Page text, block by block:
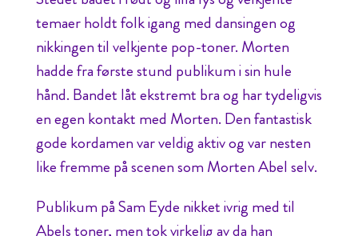
temaer holdt folk igang med dansingen og
nikkingen til velkjente pop-toner. Morten
hadde fra første stund publikum i sin hule
hånd. Bandet låt ekstremt bra og har tydeligvis
en egen kontakt med Morten. Den fantastisk
gode kordamen var veldig aktiv og var nesten
like fremme på scenen som Morten Abel selv.
Publikum på Sam Eyde nikket ivrig med til
Abels toner, men tok virkelig av da han